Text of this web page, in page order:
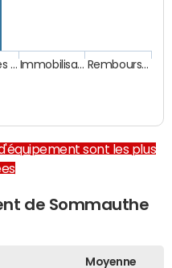
… Immobilisa… Rembours…
sont les plus
de Sommauthe
Moyenne